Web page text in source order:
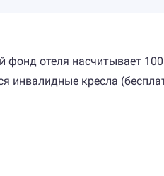
отеля насчитывает
инвалидные кресла